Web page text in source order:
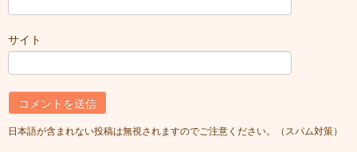
サイト
日本語が含まれない投稿は無視されますのでご注意ください。（スパム対策）